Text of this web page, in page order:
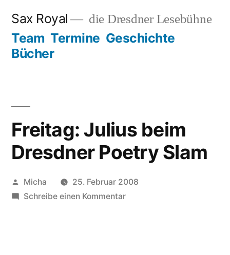
springen
Sax Royal die Dresdner Lesebühne
Team Termine Geschichte
Bücher
Freitag: Julius beim
Dresdner Poetry Slam
Veröffentlicht
von
Micha
25. Februar 2008
Schreibe einen Kommentarzu